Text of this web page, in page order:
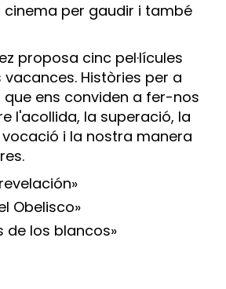
cinema per gaudir i també
proposa cinc pel·lícules
Històries per a
ens conviden a fer-nos
l'acollida, la superació, la
i la nostra manera
Obelisco»
de los blancos»